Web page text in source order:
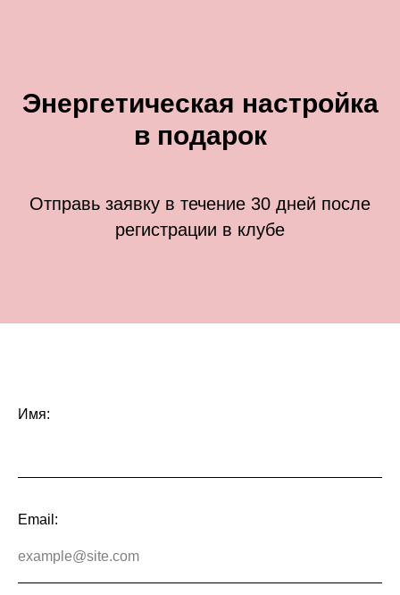
Энергетическая настройка
в подарок
Отправь заявку в течение 30 дней после
регистрации в клубе
Имя:
Email: